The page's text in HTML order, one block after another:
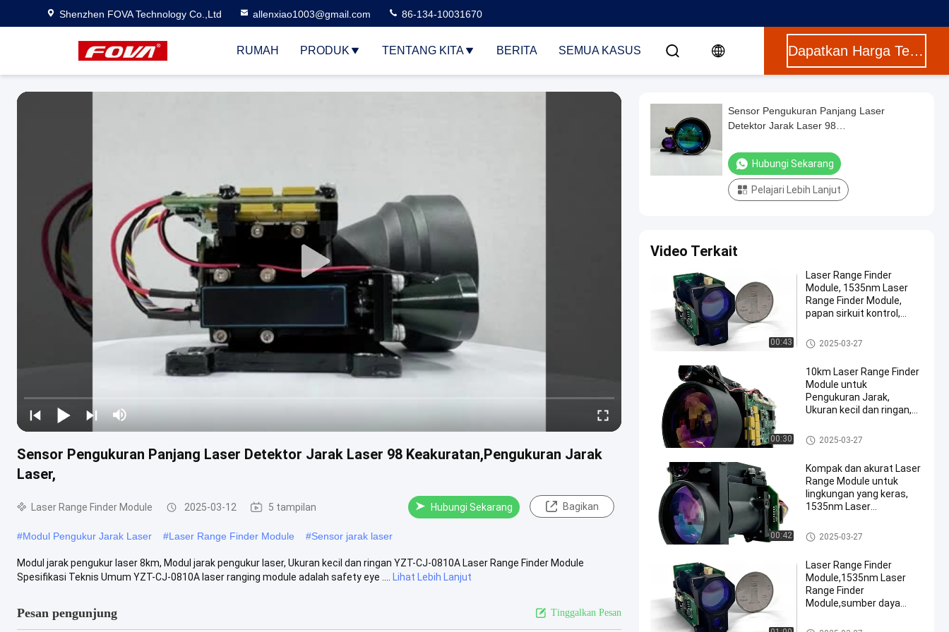
Shenzhen FOVA Technology Co.,Ltd allenxiao1003@gmail.com 86-134-10031670
RUMAH PRODUK TENTANG KITA BERITA SEMUA KASUS Dapatkan Harga Terbaik
Sensor Pengukuran Panjang Laser Detektor Jarak Laser 98 Keakuratan,Pengukuran Jarak
Laser,
Laser Range Finder Module 2025-03-12 5 tampilan Hubungi Sekarang Bagikan
#Modul Pengukur Jarak Laser #Laser Range Finder Module #Sensor jarak laser
Modul jarak pengukur laser 8km, Modul jarak pengukur laser, Ukuran kecil dan ringan YZT-CJ-0810A Laser Range Finder Module
Spesifikasi Teknis Umum YZT-CJ-0810A laser ranging module adalah safety eye ....
Lihat Lebih Lanjut
Pesan pengunjung Tinggalkan Pesan
Sensor Pengukuran Panjang Laser
Detektor Jarak Laser 98
Hubungi Sekarang
Pelajari Lebih Lanjut
Video Terkait
00:43
Laser Range Finder
Module, 1535nm Laser
Range Finder Module,
papan sirkuit kontrol,
optik
Laser Range Finder Module
2025-03-27
00:30
10km Laser Range Finder
Module untuk
Pengukuran Jarak,
Ukuran kecil dan ringan,
Finder Module
Laser Range Finder Module
2025-03-27
00:42
Kompak dan akurat Laser
Range Module untuk
lingkungan yang keras,
1535nm Laser
reflektansi difus ≥ 0.3,
kelembaban ≤ 80%,
2,3m×2,3m) berkisar jarak
≥6km.
Laser Range Finder Module
2025-03-27
Laser Range Finder
Module,1535nm Laser
Range Finder
Module,sumber daya
sinar,ukuran target:
Laser Range Finder Module